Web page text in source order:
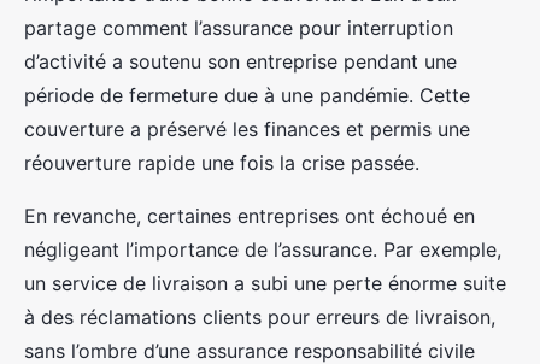
partage comment l’assurance pour interruption
d’activité a soutenu son entreprise pendant une
période de fermeture due à une pandémie. Cette
couverture a préservé les finances et permis une
réouverture rapide une fois la crise passée.
En revanche, certaines entreprises ont échoué en
négligeant l’importance de l’assurance. Par exemple,
un service de livraison a subi une perte énorme suite
à des réclamations clients pour erreurs de livraison,
sans l’ombre d’une assurance responsabilité civile